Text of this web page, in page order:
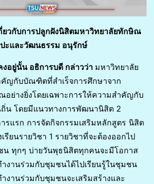
ยวกับการปลูกฝังนิสิตมหาวิทยาลัยทักษิณ
ะและวัฒนธรรม อนุรักษ์
งอยู่นั้น อธิการบดี กล่าวว่า มหาวิทยาลัย
ญกับบัณฑิตที่สำเร็จการศึกษาจาก
ย่างยิ่งโดยเฉพาะการให้ความสำคัญกับ
น โดยมีแนวทางการพัฒนานิสิต 2
รแรก การจัดกิจกรรมเสริมหลักสูตร นิสิต
รียนรายวิชา 1 รายวิชาที่จะต้องออกไป
น ทุกๆ บ่ายวันพุธนิสิตทุกคนจะมีโอกาส
งานร่วมกับชุมชนได้ไปเรียนรู้ในชุมชน
งานร่วมกับชุมชนจะเสริมสร้างและ